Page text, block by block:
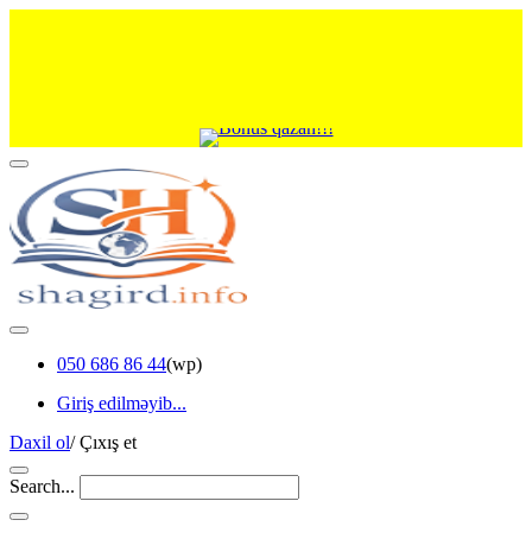
050 686 86 44(wp)
Giriş edilməyib...
Daxil ol/Çıxış et
Search...